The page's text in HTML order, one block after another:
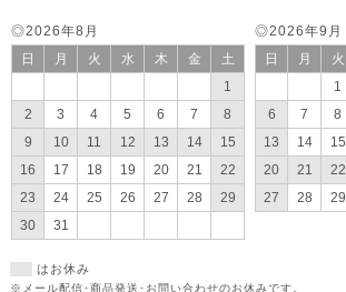
◎2026年9月
日
月 火
1
6
7 8
13
14 15
20
21 22
27
28 29
◎2026年8月
日
月 火 水 木 金
土
1
2
3 4 5 6 7
8
9
10 11 12 13 14
15
16
17 18 19 20 21
22
23
24 25 26 27 28
29
30
31
はお休み
※メール配信･商品発送･お問い合わせのお休みです。